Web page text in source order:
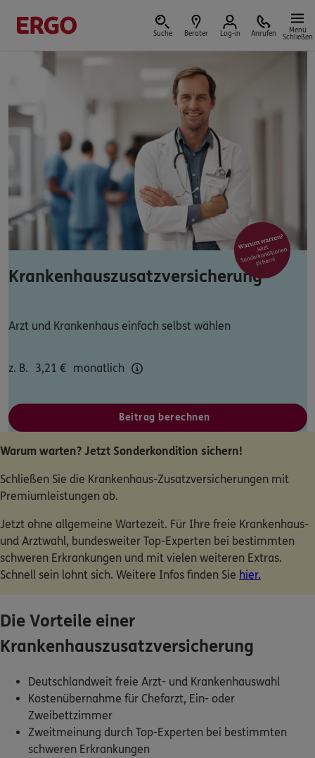
Suche Berater Log-in Anrufen
Menü
Schließen
Versicherungen & Finanzen
Reform der privaten Altersvorsorge
Jetzt Förderung selbst berechnen.
Jetzt informieren
Service
Meine Versicherungen
Sehen Sie auf einen Blick Ihre Versicherungen bei ERGO,
dem ERGO Rechtsschutz und der DKV.
Bequem online oder telefonisch.
Meine Versicherungen
Krankenhauszusatzversicherung
Arzt und Krankenhaus einfach selbst wählen
z. B. 3,21 € monatlich
Beitrag berechnen
Warum warten? Jetzt Sonderkondition sichern!
Schließen Sie die Krankenhaus-Zusatzversicherungen mit
Premiumleistungen ab.
Jetzt ohne allgemeine Wartezeit. Für Ihre freie Krankenhaus-
und Arztwahl, bundesweiter Top-Experten bei bestimmten
schweren Erkrankungen und mit vielen weiteren Extras.
Schnell sein lohnt sich. Weitere Infos finden Sie hier.
Die Vorteile einer
Krankenhauszusatzversicherung
Deutschlandweit freie Arzt- und Krankenhauswahl
Kostenübernahme für Chefarzt, Ein- oder
Zweibettzimmer
Zweitmeinung durch Top-Experten bei bestimmten
schweren Erkrankungen